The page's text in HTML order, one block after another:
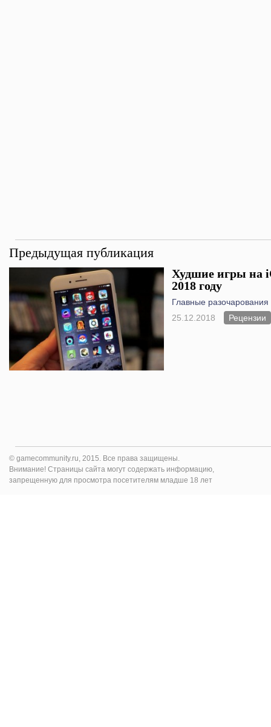
Предыдущая публикация
Худшие игры на
2018 году
Главные разочарования
25.12.2018
Рецензии
© gamecommunity.ru, 2015. Все права защищены.
Внимание! Страницы сайта могут содержать информацию,
запрещенную для просмотра посетителям младше 18 лет